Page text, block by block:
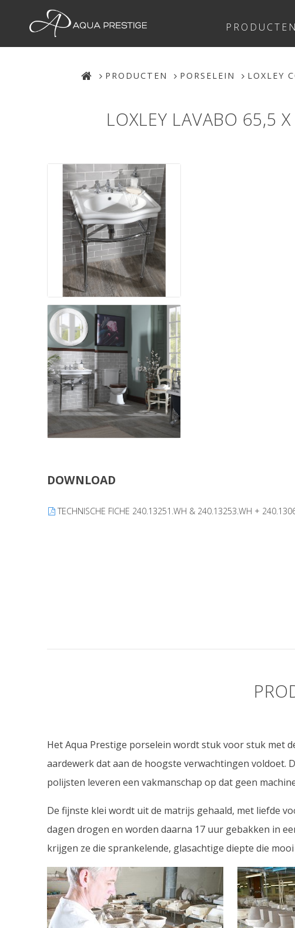
PRODUCTEN
PRODUCTEN PORSELEIN LOXLEY
LOXLEY LAVABO 65,5
DOWNLOAD
TECHNISCHE FICHE 240.13251.WH & 240.13253.WH +
Het Aqua Prestige porselein wordt stuk voor stuk met
aardewerk dat aan de hoogste verwachtingen voldoet.
polijsten leveren een vakmanschap op dat geen
De fijnste klei wordt uit de matrijs gehaald, met liefde
dagen drogen en worden daarna 17 uur gebakken in
krijgen ze die sprankelende, glasachtige diepte die